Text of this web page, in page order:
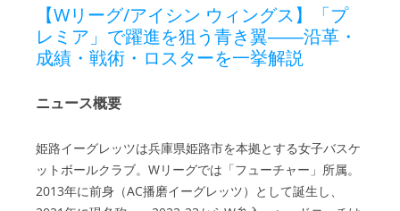
【Wリーグ/アイシン ウィングス】「プ
レミア」で躍進を狙う青き翼――沿革・
成績・戦術・ロスターを一挙解説
ニュース概要
姫路イーグレッツは兵庫県姫路市を本拠とする女子バスケ
ットボールクラブ。Wリーグでは「フューチャー」所属。
2013年に前身（AC播磨イーグレッツ）として誕生し、